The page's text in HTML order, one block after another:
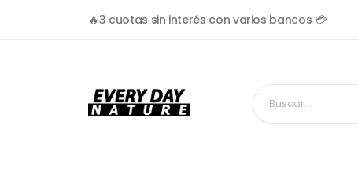
🔥3 cuotas sin interés con varios bancos 💳